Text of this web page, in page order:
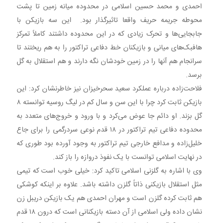
احمدی و محمد حسین اسلامی در محدوده میانه زمین تا پشت
محوطه جریمه حریف واقعا تاثیرگذار بود. ‌ این سه بازیکن با
جابجایی‌ها و تحرک زیادی که در این محدوده داشتند کاملاً تمرکز
هافبک‌های میانی و بازیکنان خط دفاعی تراکتور را به هم ریختند تا
سرانجام هم آنها را در زمین خودشان نگه دارند و هم استقلال به گل
برسد.
فلاحت‌زاده درباره عملکرد سعید سحرخیزان نیز خاطرنشان کرد: این
بازیکن ثابت کرد چرا با این سن و سال کم در لیگ روسیه توانسته ۸
گل بزند. او دائم جا عوض می‌کرد و با ورود و خروج‌های متعدد به
محدوده دفاعی تیم تراکتور در ۱۸ قدم نوعی سردرگمی را برای جاع
خلیل‌زاده و مدافع خارجی تیم تراکتور به وجود آورده بود طوری که
در نهایت اسلامی توانست با یک نفوذ دروازه را باز کند.
وی با اشاره به گلزنی اسلامی تاکید کرد: خیلی خوب است که تیمی
مثل استقلال بازیکنی ذاتاً گلزن داشته باشد. علاوه بر اینکه کوشکی
هم ثابت کرده گلزن است و مهران احمدی هم یک بازیکن دریبل زن
نشان داده ولی اسلامی از آن دسته بازیکنانی است که درون ۱۸ قدم